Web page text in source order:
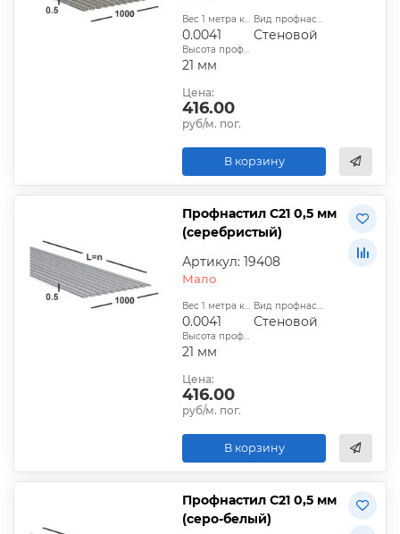
Вес 1 метра квадратного, т:
0.0041
Вид профнастила:
Стеновой
Высота профиля:
21 мм
Цена:
416.00
руб/м. пог.
В корзину
Профнастил С21 0,5 мм
(серебристый)
Артикул: 19408
Мало
Вес 1 метра квадратного, т:
0.0041
Вид профнастила:
Стеновой
Высота профиля:
21 мм
Цена:
416.00
руб/м. пог.
В корзину
Профнастил С21 0,5 мм
(серо-белый)